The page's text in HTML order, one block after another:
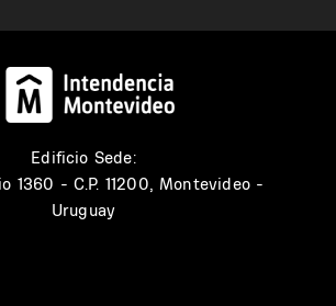
Edificio Sede:
1360 - C.P. 11200, Montevideo -
Uruguay